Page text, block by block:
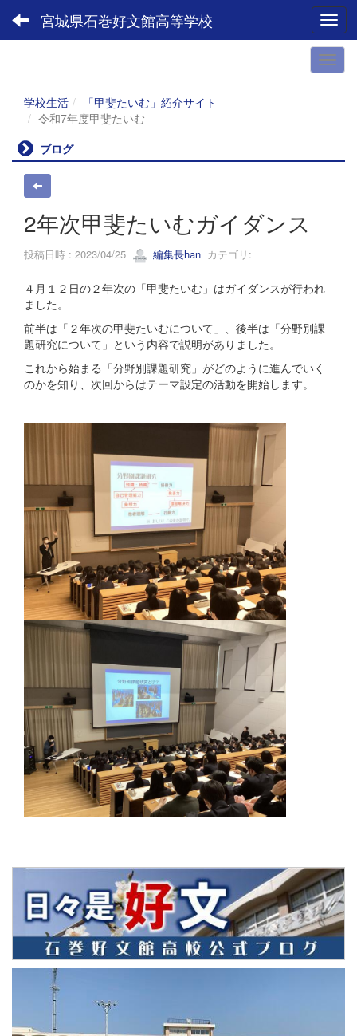
宮城県石巻好文館高等学校
学校生活
「甲斐たいむ」紹介サイト
令和7年度甲斐たいむ
ブログ
2年次甲斐たいむガイダンス
投稿日時 : 2023/04/25 編集長han カテゴリ:
４月１２日の２年次の「甲斐たいむ」はガイダンスが行われ
ました。
前半は「２年次の甲斐たいむについて」、後半は「分野別課
題研究について」という内容で説明がありました。
これから始まる「分野別課題研究」がどのように進んでいく
のかを知り、次回からはテーマ設定の活動を開始します。